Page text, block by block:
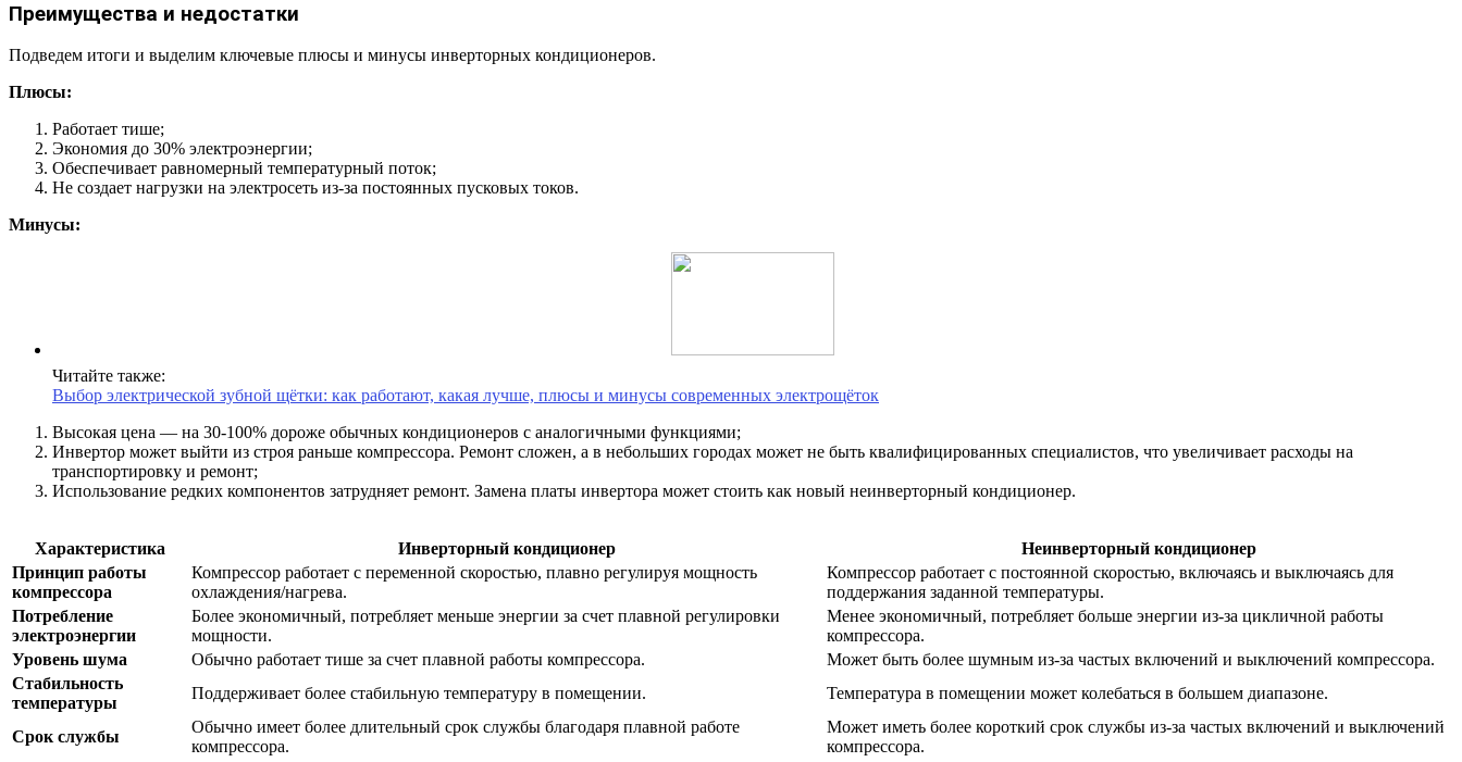
Преимущества и недостатки
Подведем итоги и выделим ключевые плюсы и минусы инверторных кондиционеров.
Плюсы:
Работает тише;
Экономия до 30% электроэнергии;
Обеспечивает равномерный температурный поток;
Не создает нагрузки на электросеть из-за постоянных пусковых токов.
Минусы:
Читайте также:
Выбор электрической зубной щётки: как работают, какая лучше, плюсы и минусы современных электрощёток
Высокая цена — на 30-100% дороже обычных кондиционеров с аналогичными функциями;
Инвертор может выйти из строя раньше компрессора. Ремонт сложен, а в небольших городах может не быть квалифицированных специалистов, что увеличивает расходы на
транспортировку и ремонт;
Использование редких компонентов затрудняет ремонт. Замена платы инвертора может стоить как новый неинверторный кондиционер.
Характеристика Инверторный кондиционер
Неинверторный кондиционер
Принцип работы
компрессора
Компрессор работает с переменной скоростью, плавно регулируя мощность
охлаждения/нагрева.
Компрессор работает с постоянной скоростью, включаясь и выключаясь для
поддержания заданной температуры.
Потребление
электроэнергии
Более экономичный, потребляет меньше энергии за счет плавной регулировки
мощности.
Менее экономичный, потребляет больше энергии из-за цикличной работы
компрессора.
Уровень шума
Обычно работает тише за счет плавной работы компрессора.
Может быть более шумным из-за частых включений и выключений компрессора.
Стабильность
температуры
Поддерживает более стабильную температуру в помещении. Температура в помещении может колебаться в большем диапазоне.
Срок службы
Обычно имеет более длительный срок службы благодаря плавной работе
компрессора.
Может иметь более короткий срок службы из-за частых включений и выключений
компрессора.